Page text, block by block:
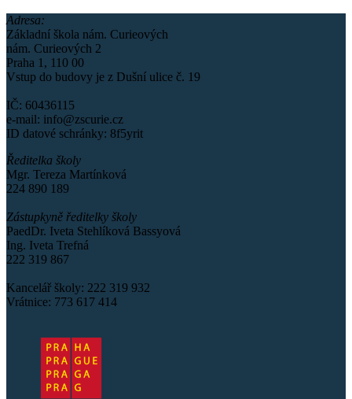
Adresa:
Základní škola nám. Curieových
nám. Curieových 2
Praha 1, 110 00
Vstup do budovy je z Dušní ulice č. 19
IČ: 60436115
e-mail: info@zscurie.cz
ID datové schránky: 8f5yrit
Ředitelka školy
Mgr. Tereza Martínková
224 890 189
Zástupkyně ředitelky školy
PaedDr. Iveta Stehlíková Bassyová
Ing. Iveta Trefná
222 319 867
Kancelář školy: 222 319 932
Vrátnice: 773 617 414